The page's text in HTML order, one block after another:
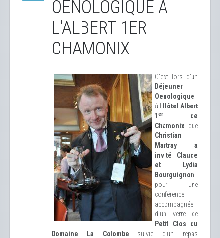
OENOLOGIQUE À
L'ALBERT 1ER
CHAMONIX
C'est lors d'un
Déjeuner
Oenologique
à l' Hôtel Albert
1 er
de
Chamonix que
Christian
Martray a
invité Claude
et Lydia
Bourguignon
pour une
conférence
accompagnée
d'un verre de
Petit Clos du
Domaine La Colombe suivie d'un repas